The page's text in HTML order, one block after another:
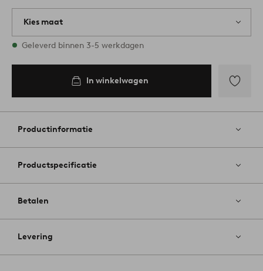
Kies maat
Alle maten zijn op voorraad
Geleverd binnen 3-5 werkdagen
In
In winkelwagen
aan
Productinformatie
Productspecificatie
Betalen
Levering